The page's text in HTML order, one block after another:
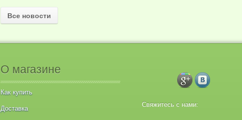
Все новости
О магазине
Как купить
Доставка
Свяжитесь с нами: